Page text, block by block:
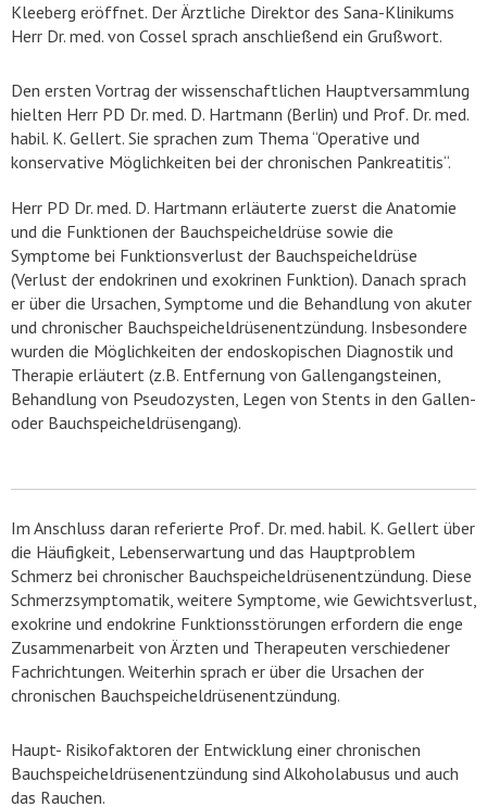
Kleeberg eröffnet. Der Ärztliche Direktor des Sana-Klinikums
Herr Dr. med. von Cossel sprach anschließend ein Grußwort.
Den ersten Vortrag der wissenschaftlichen Hauptversammlung
hielten Herr PD Dr. med. D. Hartmann (Berlin) und Prof. Dr. med.
habil. K. Gellert. Sie sprachen zum Thema “Operative und
konservative Möglichkeiten bei der chronischen Pankreatitis“.
Herr PD Dr. med. D. Hartmann erläuterte zuerst die Anatomie
und die Funktionen der Bauchspeicheldrüse sowie die
Symptome bei Funktionsverlust der Bauchspeicheldrüse
(Verlust der endokrinen und exokrinen Funktion). Danach sprach
er über die Ursachen, Symptome und die Behandlung von akuter
und chronischer Bauchspeicheldrüsenentzündung. Insbesondere
wurden die Möglichkeiten der endoskopischen Diagnostik und
Therapie erläutert (z.B. Entfernung von Gallengangsteinen,
Behandlung von Pseudozysten, Legen von Stents in den Gallen-
oder Bauchspeicheldrüsengang).
Im Anschluss daran referierte Prof. Dr. med. habil. K. Gellert über
die Häufigkeit, Lebenserwartung und das Hauptproblem
Schmerz bei chronischer Bauchspeicheldrüsenentzündung. Diese
Schmerzsymptomatik, weitere Symptome, wie Gewichtsverlust,
exokrine und endokrine Funktionsstörungen erfordern die enge
Zusammenarbeit von Ärzten und Therapeuten verschiedener
Fachrichtungen. Weiterhin sprach er über die Ursachen der
chronischen Bauchspeicheldrüsenentzündung.
Haupt- Risikofaktoren der Entwicklung einer chronischen
Bauchspeicheldrüsenentzündung sind Alkoholabusus und auch
das Rauchen.